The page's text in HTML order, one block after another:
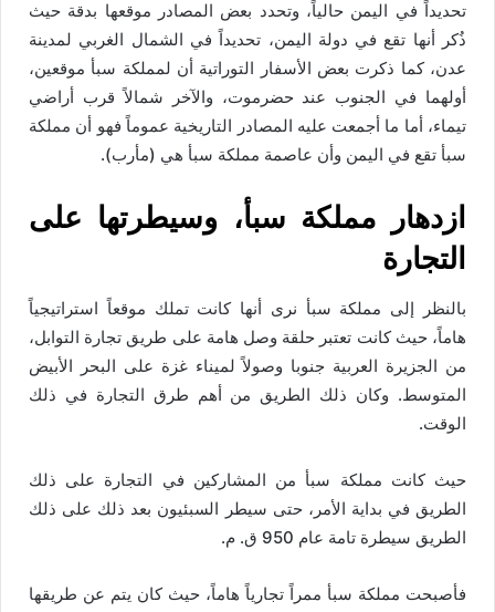
تحديداً في اليمن حالياً، وتحدد بعض المصادر موقعها بدقة حيث
ذُكر أنها تقع في دولة اليمن، تحديداً في الشمال الغربي لمدينة
عدن، كما ذكرت بعض الأسفار التوراتية أن لمملكة سبأ موقعين،
أولهما في الجنوب عند حضرموت، والآخر شمالاً قرب أراضي
تيماء، أما ما أجمعت عليه المصادر التاريخية عموماً فهو أن مملكة
سبأ تقع في اليمن وأن عاصمة مملكة سبأ هي (مأرب).
ازدهار مملكة سبأ، وسيطرتها على
التجارة
بالنظر إلى مملكة سبأ نرى أنها كانت تملك موقعاً استراتيجياً
هاماً، حيث كانت تعتبر حلقة وصل هامة على طريق تجارة التوابل،
من الجزيرة العربية جنوبا وصولاً لميناء غزة على البحر الأبيض
المتوسط. وكان ذلك الطريق من أهم طرق التجارة في ذلك
الوقت.
حيث كانت مملكة سبأ من المشاركين في التجارة على ذلك
الطريق في بداية الأمر، حتى سيطر السبئيون بعد ذلك على ذلك
الطريق سيطرة تامة عام 950 ق. م.
فأصبحت مملكة سبأ ممراً تجارياً هاماً، حيث كان يتم عن طريقها